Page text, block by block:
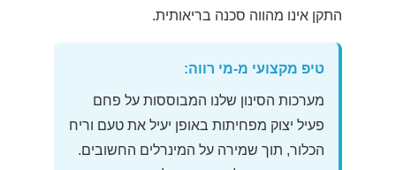
התקן אינו מהווה סכנה בריאותית.
טיפ מקצועי מ-מי רווה:
מערכות הסינון שלנו המבוססות על פחם
פעיל יצוק מפחיתות באופן יעיל את טעם וריח
הכלור, תוך שמירה על המינרלים החשובים.